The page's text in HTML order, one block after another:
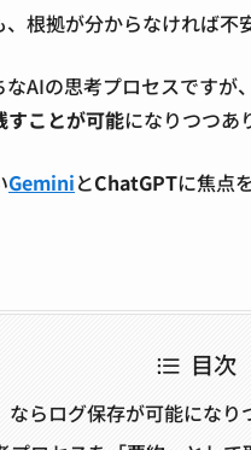
根拠が分からなければ不
AIの思考プロセスですが
すことが可能になりつつあ
GeminiとChatGPTに焦点
目次
らログ保存が可能になり